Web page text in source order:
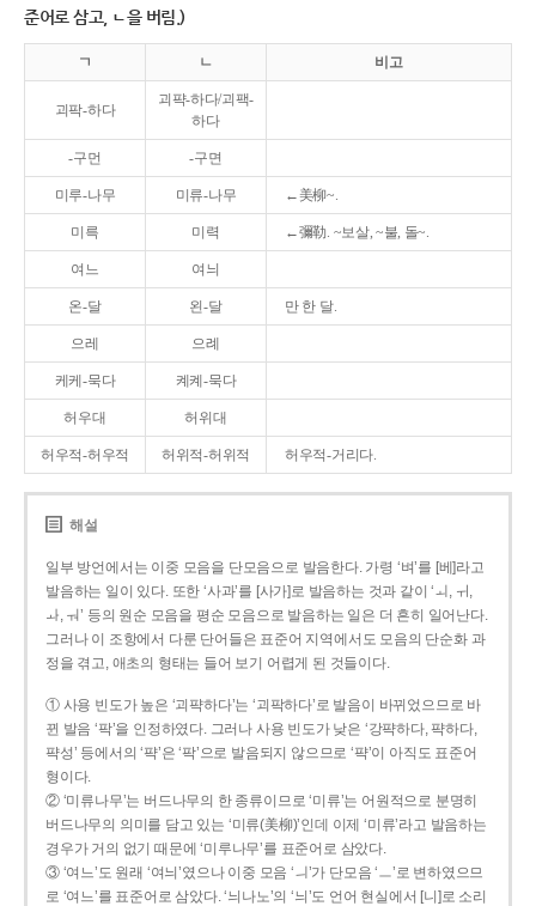
준어로 삼고, ㄴ을 버림.)
ㄱ ㄴ 비고
괴팍-하다
괴퍅-하다/괴팩-
하다
-구먼 -구면
미루-나무 미류-나무 ←美柳~.
미륵 미력 ←彌勒. ~보살, ~불, 돌~.
여느 여늬
온-달 왼-달 만 한 달.
으레 으례
케케-묵다 켸켸-묵다
허우대 허위대
허우적-허우적 허위적-허위적 허우적-거리다.
해설
일부 방언에서는 이중 모음을 단모음으로 발음한다. 가령 ‘벼’를 [베]라고
발음하는 일이 있다. 또한 ‘사과’를 [사가]로 발음하는 것과 같이 ‘ㅚ, ㅟ,
ㅘ, ㅝ’ 등의 원순 모음을 평순 모음으로 발음하는 일은 더 흔히 일어난다.
그러나 이 조항에서 다룬 단어들은 표준어 지역에서도 모음의 단순화 과
정을 겪고, 애초의 형태는 들어 보기 어렵게 된 것들이다.
① 사용 빈도가 높은 ‘괴퍅하다’는 ‘괴팍하다’로 발음이 바뀌었으므로 바
뀐 발음 ‘팍’을 인정하였다. 그러나 사용 빈도가 낮은 ‘강퍅하다, 퍅하다,
퍅성’ 등에서의 ‘퍅’은 ‘팍’으로 발음되지 않으므로 ‘퍅’이 아직도 표준어
형이다.
② ‘미류나무’는 버드나무의 한 종류이므로 ‘미류’는 어원적으로 분명히
버드나무의 의미를 담고 있는 ‘미류(美柳)’인데 이제 ‘미류’라고 발음하는
경우가 거의 없기 때문에 ‘미루나무’를 표준어로 삼았다.
③ ‘여느’도 원래 ‘여늬’였으나 이중 모음 ‘ㅢ’가 단모음 ‘ㅡ’로 변하였으므
로 ‘여느’를 표준어로 삼았다. ‘늬나노’의 ‘늬’도 언어 현실에서 [니]로 소리